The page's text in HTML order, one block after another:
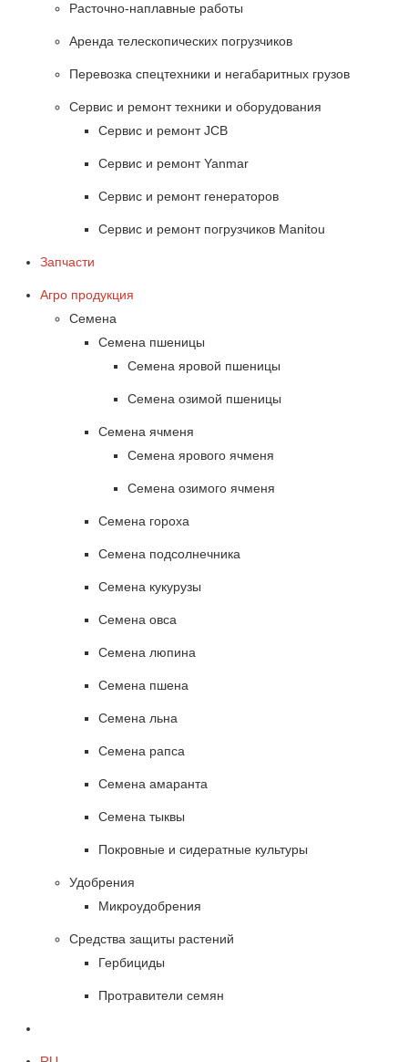
Расточно-наплавные работы
Аренда телескопических погрузчиков
Перевозка спецтехники и негабаритных грузов
Сервис и ремонт техники и оборудования
Сервис и ремонт JCB
Сервис и ремонт Yanmar
Сервис и ремонт генераторов
Сервис и ремонт погрузчиков Manitou
Запчасти
Агро продукция
Семена
Семена пшеницы
Семена яровой пшеницы
Семена озимой пшеницы
Семена ячменя
Семена ярового ячменя
Семена озимого ячменя
Семена гороха
Семена подсолнечника
Семена кукурузы
Семена овса
Семена люпина
Семена пшена
Семена льна
Семена рапса
Семена амаранта
Семена тыквы
Покровные и сидератные культуры
Удобрения
Микроудобрения
Средства защиты растений
Гербициды
Протравители семян